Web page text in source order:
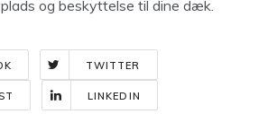
og beskyttelse til dine dæk.
TWITTER
LINKEDIN